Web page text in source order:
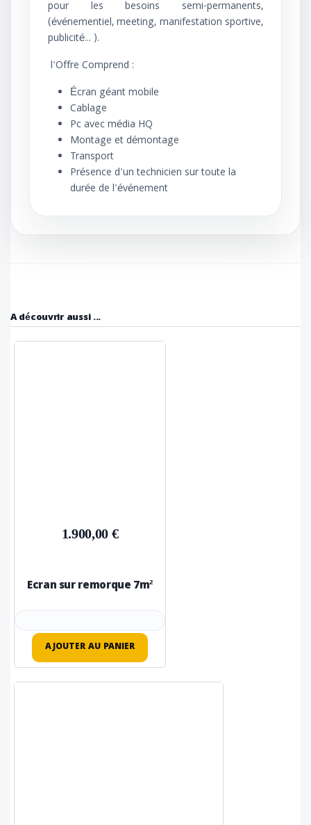
pour les besoins semi-permanents,
(événementiel, meeting, manifestation sportive,
publicité... ).
l'Offre Comprend :
Écran géant mobile
Cablage
Pc avec média HQ
Montage et démontage
Transport
Présence d'un technicien sur toute la
durée de l'événement
A découvrir aussi ...
1.900,00 €
Ecran sur remorque 7m²
AJOUTER AU PANIER